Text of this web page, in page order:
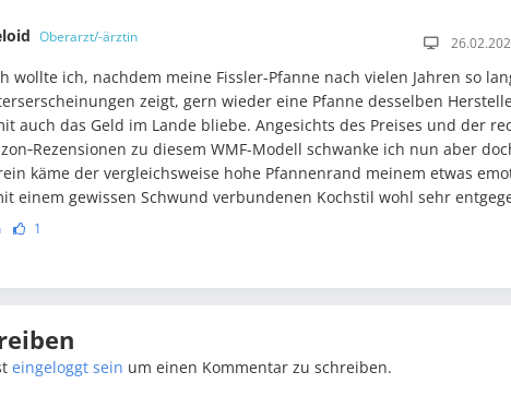
Oberarzt/-ärztin
wollte ich, nachdem meine Fissler-Pfanne nach vielen Jahren so
zeigt, gern wieder eine Pfanne des­selben
auch das Geld im Lande bliebe. An­gesichts des Preises und der
zu die­sem WMF-Modell schwanke ich nun aber
käme der vergleichsweise hohe Pfannenrand meinem etwas
einem gewissen Schwund verbun­denen Kochstil wohl sehr
1
eingeloggt sein um einen Kommentar zu schreiben.